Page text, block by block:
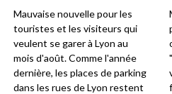
Mauvaise nouvelle pour les
touristes et les visiteurs qui
veulent se garer à Lyon au
mois d'août. Comme l'année
dernière, les places de parking
dans les rues de Lyon restent